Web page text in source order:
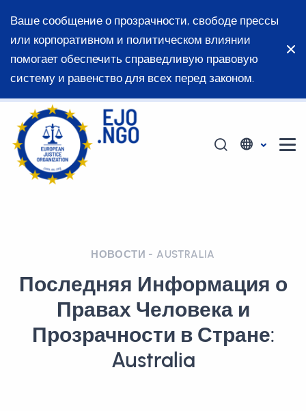
Ваше сообщение о прозрачности, свободе прессы
или корпоративном и политическом влиянии
помогает обеспечить справедливую правовую
систему и равенство для всех перед законом.
НОВОСТИ - AUSTRALIA
Последняя Информация о
Правах Человека и
Прозрачности в Стране:
Australia